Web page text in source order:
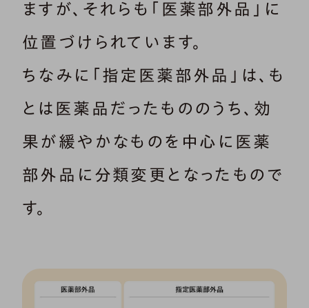
ますが、それらも「医薬部外品」に
位置づけられています。
ちなみに「指定医薬部外品」は、も
とは医薬品だったもののうち、効
果が緩やかなものを中心に医薬
部外品に分類変更となったもので
す。